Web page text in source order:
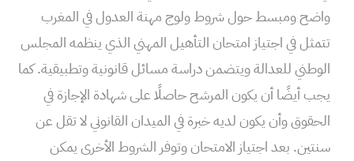
واضح ومبسط حول شروط ولوج مهنة العدول في المغرب
تتمثل في اجتياز امتحان التأهيل المهني الذي ينظمه المجلس
الوطني للعدالة ويتضمن دراسة مسائل قانونية وتطبيقية. كما
يجب أيضًا أن يكون المرشح حاصلًا على شهادة الإجازة في
الحقوق وأن يكون لديه خبرة في الميدان القانوني لا تقل عن
سنتين. بعد اجتياز الامتحان وتوفر الشروط الأخرى يمكن